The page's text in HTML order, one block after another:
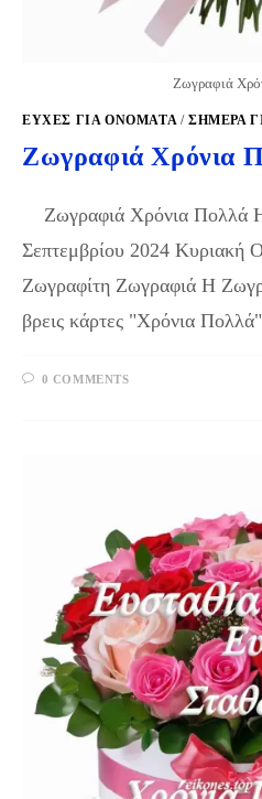
Ζωγραφιά
ΕΥΧΈΣ ΓΙΑ ΟΝΌΜΑΤΑ /ΣΉΜΕΡΑ
Ζωγραφιά Χρόνια
Ζωγραφιά Χρόνια Πολλά Η
Σεπτεμβρίου 2024 Κυριακή
Ζωγραφίτη Ζωγραφιά Η
βρεις κάρτες "Χρόνια
0 COMMENTS